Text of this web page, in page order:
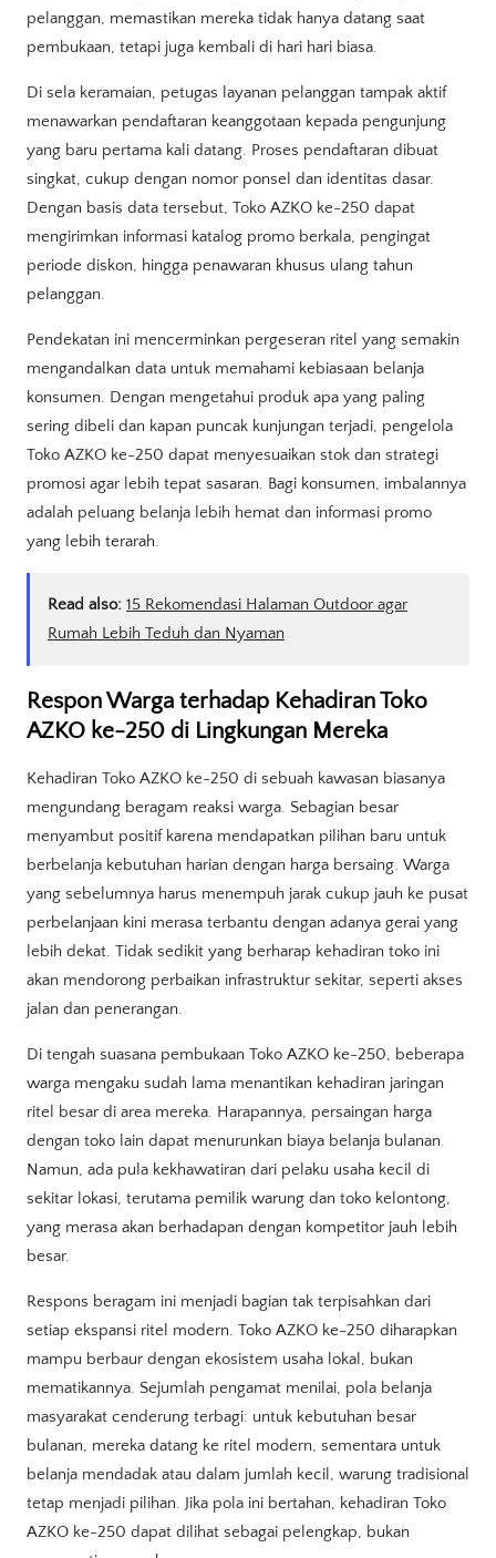
pelanggan, memastikan mereka tidak hanya datang saat
pembukaan, tetapi juga kembali di hari hari biasa.
Di sela keramaian, petugas layanan pelanggan tampak aktif
menawarkan pendaftaran keanggotaan kepada pengunjung
yang baru pertama kali datang. Proses pendaftaran dibuat
singkat, cukup dengan nomor ponsel dan identitas dasar.
Dengan basis data tersebut, Toko AZKO ke-250 dapat
mengirimkan informasi katalog promo berkala, pengingat
periode diskon, hingga penawaran khusus ulang tahun
pelanggan.
Pendekatan ini mencerminkan pergeseran ritel yang semakin
mengandalkan data untuk memahami kebiasaan belanja
konsumen. Dengan mengetahui produk apa yang paling
sering dibeli dan kapan puncak kunjungan terjadi, pengelola
Toko AZKO ke-250 dapat menyesuaikan stok dan strategi
promosi agar lebih tepat sasaran. Bagi konsumen, imbalannya
adalah peluang belanja lebih hemat dan informasi promo
yang lebih terarah.
Read also: 15 Rekomendasi Halaman Outdoor agar
Rumah Lebih Teduh dan Nyaman
Respon Warga terhadap Kehadiran Toko
AZKO ke-250 di Lingkungan Mereka
Kehadiran Toko AZKO ke-250 di sebuah kawasan biasanya
mengundang beragam reaksi warga. Sebagian besar
menyambut positif karena mendapatkan pilihan baru untuk
berbelanja kebutuhan harian dengan harga bersaing. Warga
yang sebelumnya harus menempuh jarak cukup jauh ke pusat
perbelanjaan kini merasa terbantu dengan adanya gerai yang
lebih dekat. Tidak sedikit yang berharap kehadiran toko ini
akan mendorong perbaikan infrastruktur sekitar, seperti akses
jalan dan penerangan.
Di tengah suasana pembukaan Toko AZKO ke-250, beberapa
warga mengaku sudah lama menantikan kehadiran jaringan
ritel besar di area mereka. Harapannya, persaingan harga
dengan toko lain dapat menurunkan biaya belanja bulanan.
Namun, ada pula kekhawatiran dari pelaku usaha kecil di
sekitar lokasi, terutama pemilik warung dan toko kelontong,
yang merasa akan berhadapan dengan kompetitor jauh lebih
besar.
Respons beragam ini menjadi bagian tak terpisahkan dari
setiap ekspansi ritel modern. Toko AZKO ke-250 diharapkan
mampu berbaur dengan ekosistem usaha lokal, bukan
mematikannya. Sejumlah pengamat menilai, pola belanja
masyarakat cenderung terbagi: untuk kebutuhan besar
bulanan, mereka datang ke ritel modern, sementara untuk
belanja mendadak atau dalam jumlah kecil, warung tradisional
tetap menjadi pilihan. Jika pola ini bertahan, kehadiran Toko
AZKO ke-250 dapat dilihat sebagai pelengkap, bukan